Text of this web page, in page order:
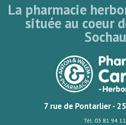
La pharmacie
située au coeur
7 rue de Pontarlier -
Tél. 03 81 94